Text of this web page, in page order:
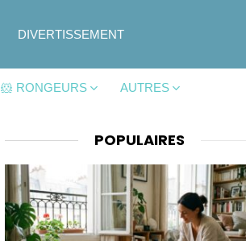
DIVERTISSEMENT
🐹 RONGEURS AUTRES
POPULAIRES